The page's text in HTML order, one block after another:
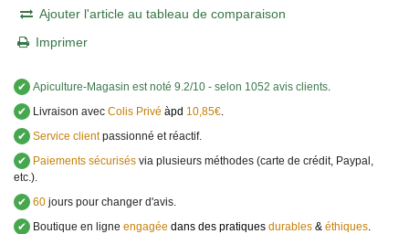
Ajouter l'article au tableau de comparaison
Imprimer
✔ Apiculture-Magasin est noté 9.2/10 - selon 1052 avis clients
✔
Livraison avec Colis Privé àpd 10,85€
✔ Service clientpassionné et réactif.
✔
Paiements sécurisés via plusieurs méthodes (carte de crédit, Paypal,
etc.).
✔ 60 jours pour changer d'avis.
✔
Boutique en ligne engagée dans des pratiques durables & éthiques